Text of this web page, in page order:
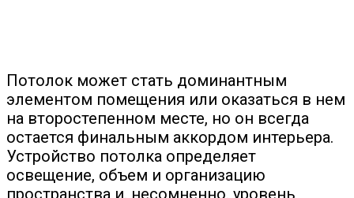
Потолок может стать доминантным
элементом помещения или оказаться в нем
на второстепенном месте, но он всегда
остается финальным аккордом интерьера.
Устройство потолка определяет
освещение, объем и организацию
пространства и, несомненно, уровень